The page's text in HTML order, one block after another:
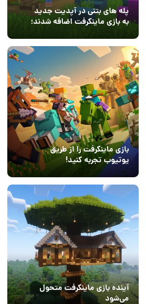
پله های بتنی در آپدیت جدید
به بازی ماینکرفت اضافه شدند؛
بازی ماینکرفت را از طریق
یوتیوب تجربه کنید!
41
آینده بازی ماینکرفت متحول
می‌شود